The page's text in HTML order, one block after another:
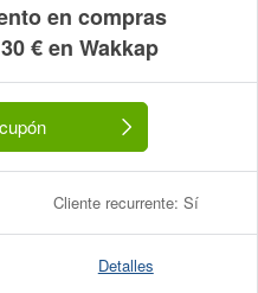
en compras
€ en Wakkap
Cliente recurrente: Sí
Detalles